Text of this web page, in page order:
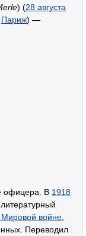
) (28 августа
Париж) —
офицера. В 1918
литературный
Мировой войне
Переводил